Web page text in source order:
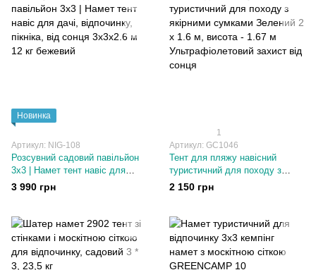
Новинка
Артикул: NIG-108
Розсувний садовий павільйон
3х3 | Намет тент навіс для
дачі, відпочинку, пікніка, від
сонця 3х3х2.6 м 12 кг бежевий
3 990 грн
1
Артикул: GC1046
Тент для пляжу навісний
туристичний для походу з
якірними сумками Зелений 2 х
1.6 м, висота - 1.67 м
сонця
2 150 грн